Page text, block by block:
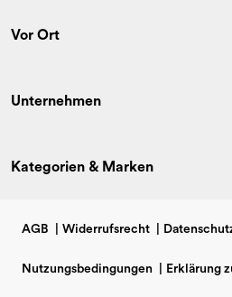
Vor Ort
Unternehmen
Kategorien & Marken
AGB Widerrufsrecht
Nutzungsbedingungen Erklärung